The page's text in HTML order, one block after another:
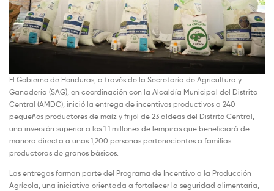
El Gobierno de Honduras, a través de la Secretaría de Agricultura y
Ganadería (SAG), en coordinación con la Alcaldía Municipal del Distrito
Central (AMDC), inició la entrega de incentivos productivos a 240
pequeños productores de maíz y frijol de 23 aldeas del Distrito Central,
una inversión superior a los 1.1 millones de lempiras que beneficiará de
manera directa a unas 1,200 personas pertenecientes a familias
productoras de granos básicos.
Las entregas forman parte del Programa de Incentivo a la Producción
Agrícola, una iniciativa orientada a fortalecer la seguridad alimentaria,